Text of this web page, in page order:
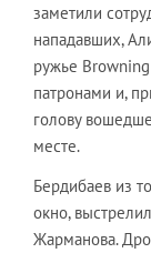
заметили
нападавших,
ружье
патронами и,
голову
месте.
Бердибаев из
окно,
Жарманова.